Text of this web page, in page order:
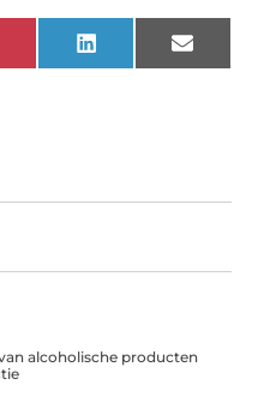
LinkedIn Email
alcoholische producten